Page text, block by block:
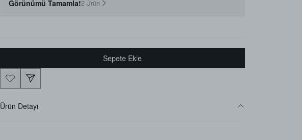
Görünümü Tamamla!2 Ürün
Sepete Ekle
Ürün Detayı